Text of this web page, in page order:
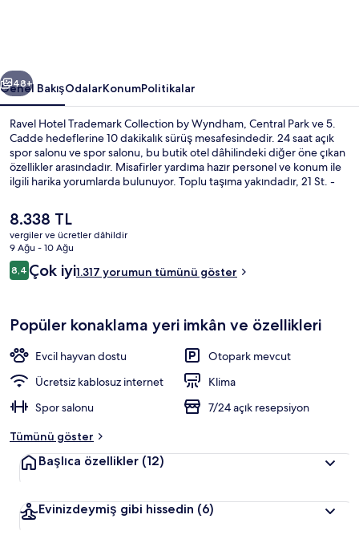
galerisi
Sonraki
48+
Genel BakışOdalarKonumPolitikalar
Ravel Hotel Trademark Collection by Wyndham, Central Park ve 5.
Cadde hedeflerine 10 dakikalık sürüş mesafesindedir. 24 saat açık
spor salonu ve spor salonu, bu butik otel dâhilindeki diğer öne çıkan
özellikler arasındadır. Misafirler yardıma hazır personel ve konum ile
ilgili harika yorumlarda bulunuyor. Toplu taşıma yakındadır, 21 St. -
11 dakikalık yürüme mesafesinde bulunur.
Şu
anki
fiyat
8.338 TL
8.338 TL
vergiler ve ücretler dâhildir
9 Ağu - 10 Ağu
Yorumlar
8,48,4/10
Çok iyi1.317 yorumun tümünü göster
Popüler konaklama yeri imkân ve özellikleri
Evcil hayvan dostu
Otopark mevcut
Ücretsiz kablosuz internet
Klima
Spor salonu
7/24 açık resepsiyon
Tümünü göster
Başlıca özellikler (12)
Evinizdeymiş gibi hissedin (6)